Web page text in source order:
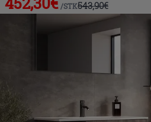
/STK543,90€